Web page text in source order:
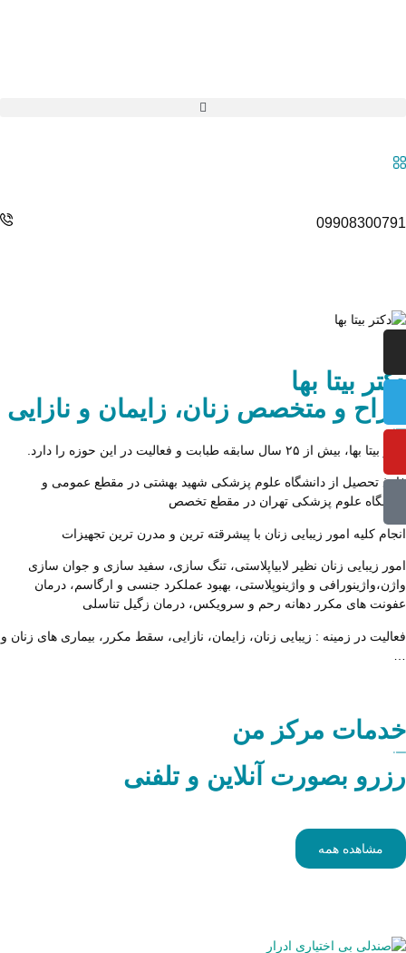
بیتا بها
و متخصص زنان، زایمان و نازایی
بها، بیش از ۲۵ سال سابقه طبابت و فعالیت در این حوزه را دارد.
تحصیل ازدانشگاه علوم پزشکی شهید بهشتیدر مقطع عمومی و
علوم پزشکی تهراندر مقطع تخصص
کلیه امور زیبایی زنان با پیشرقته ترین و مدرن ترین تجهیزات
زیبایی زنان نظیر لابیاپلاستی، تنگ سازی، سفید سازی و جوان سازی
و واژینوپلاستی، بهبود عملکرد جنسی و ارگاسم، درمان
های مکرر دهانه رحم و سرویکس، درمان زگیل تناسلی
در زمینه : زیبایی زنان، زایمان، نازایی، سقط مکرر، بیماری های زنان و
مرکز من
بصورت آنلاین و تلفنی
مشاهده همه